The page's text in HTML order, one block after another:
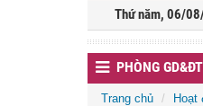
Thứ năm, 06/
PHÒNG
Trang chủ Hoạt